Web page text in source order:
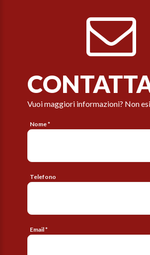
Vuoi maggiori informazioni? Non
Nome *
Telefono
Email *